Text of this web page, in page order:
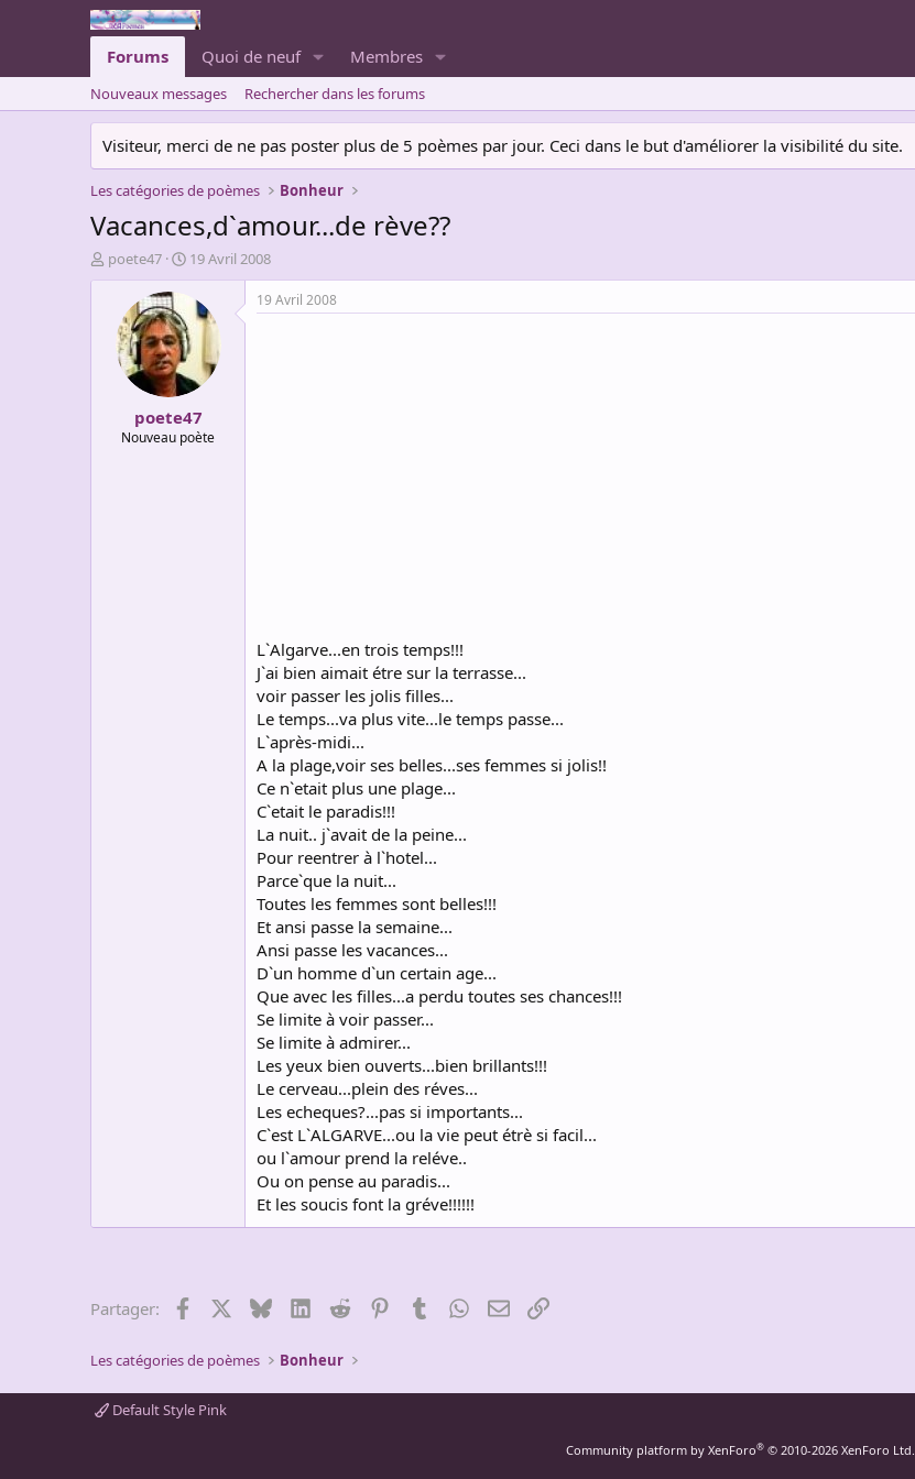
Forums Quoi de neuf Membres
Nouveaux messages Rechercher dans les forums
Visiteur, merci de ne pas poster plus de 5 poèmes par jour. Ceci dans le but d'améliorer la visibilité du site.
Les catégories de poèmes Bonheur
Vacances,d`amour...de rève??
A
u
poete47
D
a
e
d
e
d
é
b
u
19 Avril 2008
poete47
Nouveau poète
19 Avril 2008
L`Algarve...en trois temps!!!
J`ai bien aimait étre sur la terrasse...
voir passer les jolis filles...
Le temps...va plus vite...le temps passe...
L`après-midi...
A la plage,voir ses belles...ses femmes si jolis!!
Ce n`etait plus une plage...
C`etait le paradis!!!
La nuit.. j`avait de la peine...
Pour reentrer à l`hotel...
Parce`que la nuit...
Toutes les femmes sont belles!!!
Et ansi passe la semaine...
Ansi passe les vacances...
D`un homme d`un certain age...
Que avec les filles...a perdu toutes ses chances!!!
Se limite à voir passer...
Se limite à admirer...
Les yeux bien ouverts...bien brillants!!!
Le cerveau...plein des réves...
Les echeques?...pas si importants...
C`est L`ALGARVE...ou la vie peut étrè si facil...
ou l`amour prend la reléve..
Ou on pense au paradis...
Et les soucis font la gréve!!!!!!
Partager: Facebook BlueskyLinkedInReddit PinterestTumblrWhatsApp
EmailLien
Les catégories de poèmes Bonheur
Default Style Pink
Community platform by XenForo® © 2010-2026 XenForo Ltd.